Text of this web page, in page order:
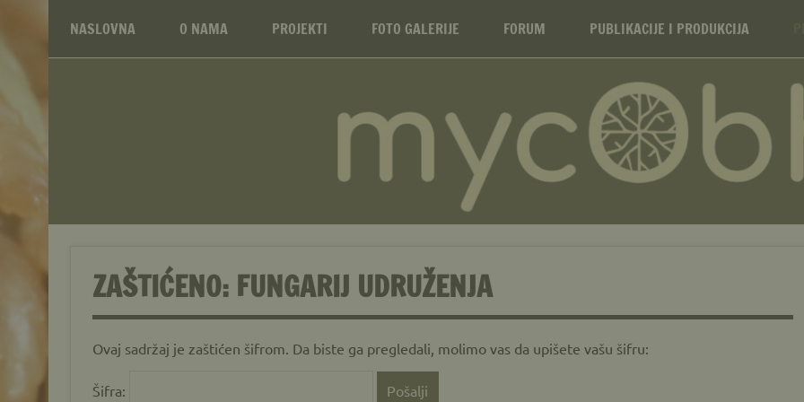
Mikološko udruženje MYCOBH – Mycological
NASLOVNA O NAMA PROJEKTI FOTO GALERIJE FORUM PUBLIKACIJE I PRODUKCIJA
ZAŠTIĆENO: FUNGARIJ UDRUŽENJA
Ovaj sadržaj je zaštićen šifrom. Da biste ga pregledali, molimo vas da upišete vašu šifru:
Šifra: